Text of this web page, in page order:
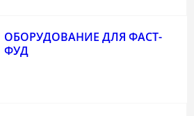
ОБОРУДОВАНИЕ ДЛЯ ФАСТ-
ФУД